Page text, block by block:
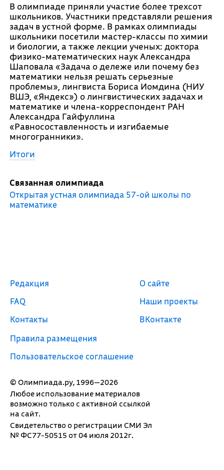
В олимпиаде приняли участие более трехсот
школьников. Участники представляли решения
задач в устной форме. В рамках олимпиады
школьники посетили мастер-классы по химии
и биологии, а также лекции ученых: доктора
физико-математических наук Александра
Шаповала «Задача о дележе или почему без
математики нельзя решать серьезные
проблемы», лингвиста Бориса Иомдина (НИУ
ВШЭ, «Яндекс») о лингвистических задачах и
математике и члена-корреспондент РАН
Александра Гайфуллина
«Равносоставленность и изгибаемые
многогранники».
Итоги
Связанная олимпиада
Открытая устная олимпиада 57-ой школы по
математике
© Олимпиада.ру, 1996—2026
Любое использование материалов
возможно только с активной ссылкой
на сайт.
Свидетельство о регистрации СМИ Эл
№ ФС77-50515 от 04 июля 2012г.
Редакция
FAQ
Контакты
Правила размещения
Пользовательское соглашение
О сайте
Наши проекты
ВКонтакте